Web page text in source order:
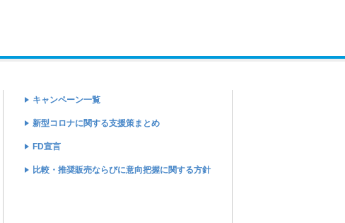
キャンペーン一覧
新型コロナに関する支援策まとめ
FD宣言
比較・推奨販売ならびに意向把握に関する方針